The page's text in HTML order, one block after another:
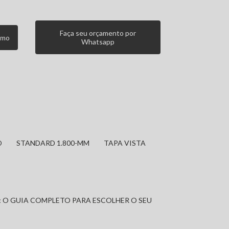
Faça seu orçamento por
Whatsapp
STANDARD 1.800-MM TAPA VISTA
GUIA COMPLETO PARA ESCOLHER O SEU